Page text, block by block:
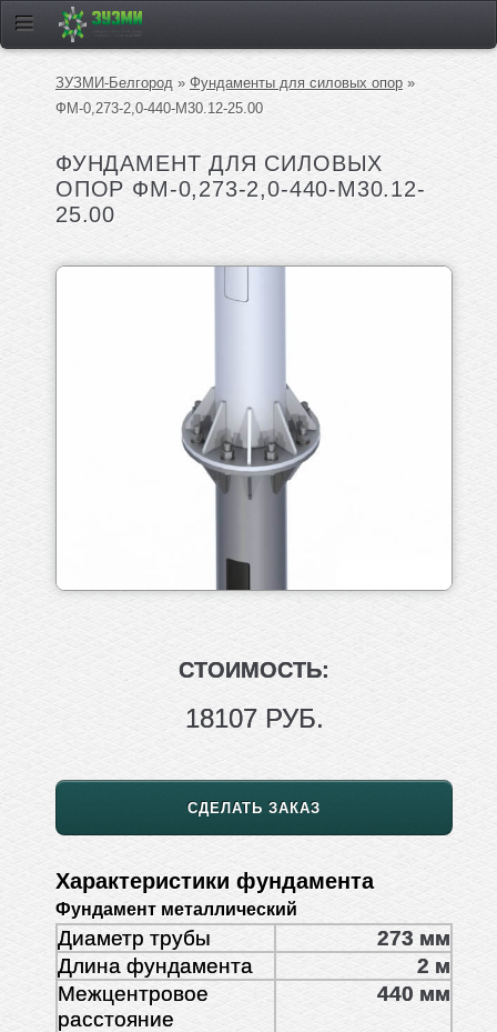
ЗУЗМИ-Белгород » Фундаменты для силовых опор »
ФМ-0,273-2,0-440-М30.12-25.00
ФУНДАМЕНТ ДЛЯ СИЛОВЫХ
ОПОР ФМ-0,273-2,0-440-М30.12-
25.00
СТОИМОСТЬ:
18107 РУБ.
СДЕЛАТЬ ЗАКАЗ
Характеристики фундамента
Фундамент металлический
Диаметр трубы
273 мм
Длина фундамента
2 м
Межцентровое
расстояние
440 мм